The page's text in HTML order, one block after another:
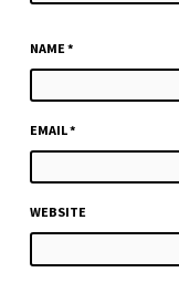
NAME *
EMAIL*
WEBSITE